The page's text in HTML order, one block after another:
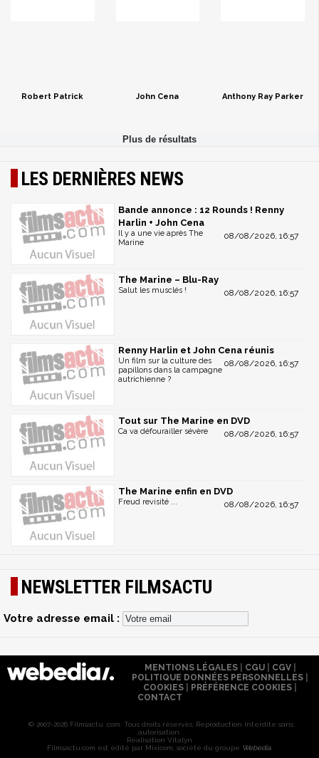
Robert Patrick John Cena Anthony Ray Parker
LES DERNIÈRES NEWS
Bande annonce : 12 Rounds ! Renny
Harlin + John Cena
08/08/2026, 16:57
Il y a une vie après The
Marine
The Marine – Blu-Ray
08/08/2026, 16:57
Salut les musclés !
Renny Harlin et John Cena réunis
08/08/2026, 16:57
Un film sur la culture des
papillons dans la campagne
autrichienne ?
Tout sur The Marine en DVD
08/08/2026, 16:57
Ca va défourailler sévère
The Marine enfin en DVD
08/08/2026, 16:57
Freud revisité ...
NEWSLETTER FILMSACTU
Votre adresse email :
MENTIONS LÉGALES| CGU| CGV|
POLITIQUE DONNÉES PERSONNELLES
COOKIES
PRÉFÉRENCE COOKIES
CONTACT
© 2007-2026 Filmsactu .com. Tous droits réservés. Reproduction interdite sans
autorisation.
Réalisation Vitalyn
Filmsactu.com est édité par Mixicom, société du groupe Webedia.